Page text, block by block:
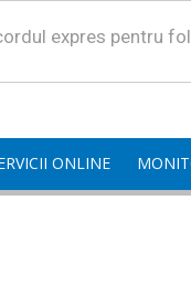
expres pentru
ONLINE